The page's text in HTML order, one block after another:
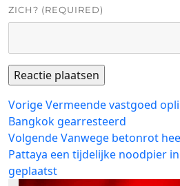
ZICH? (REQUIRED)
Bericht
navigatie
VorigeVorig
bericht:
Vermeende vastgoed
Bangkok gearresteerd
VolgendeVolgend
bericht:
Vanwege betonrot
Pattaya een tijdelijke noodpier
geplaatst